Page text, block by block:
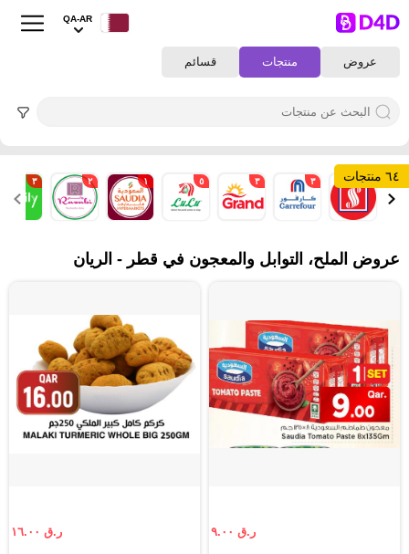
عروض منتجات قسائم
QA-AR
٦٤ منتجات ٤ ٣ ٣ ٥ ١ ٢ ٣
عروض الملح، التوابل والمعجون في قطر - الريان
ر.ق ٩.٠٠ ر.ق ١٦.٠٠